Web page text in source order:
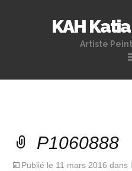
KAH
Artiste
P1060888
Publié le 11 mars 2016 dans